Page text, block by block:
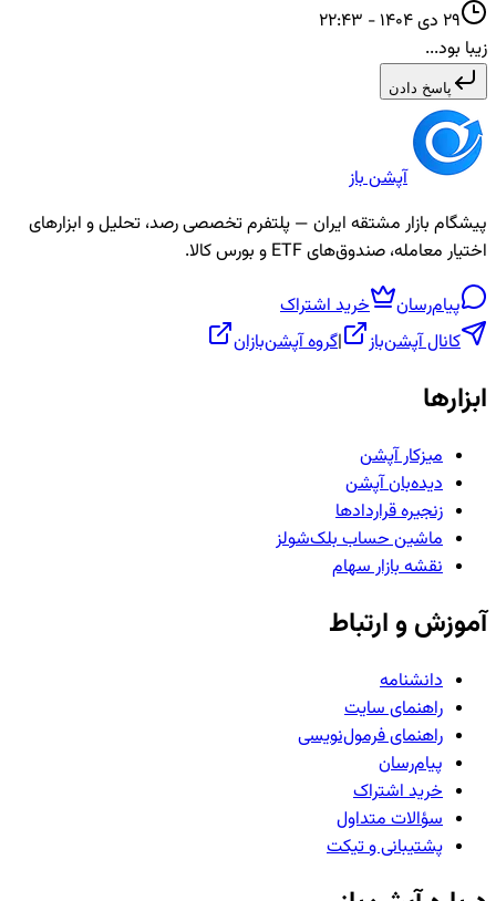
29 دی 1404 - 22:43
زیبا بود...
پاسخ دادن
آپشن باز
پیشگام بازار مشتقه ایران — پلتفرم تخصصی رصد، تحلیل و ابزارهای
اختیار معامله، صندوق‌های ETF و بورس کالا.
پیام‌رسان
خرید اشتراک
کانال آپشن‌باز
|گروه آپشن‌بازان
ابزارها
میزکار آپشن
دیده‌بان آپشن
زنجیره قراردادها
ماشین حساب بلک‌شولز
نقشه بازار سهام
آموزش و ارتباط
دانشنامه
راهنمای سایت
راهنمای فرمول‌نویسی
پیام‌رسان
خرید اشتراک
سؤالات متداول
پشتیبانی و تیکت